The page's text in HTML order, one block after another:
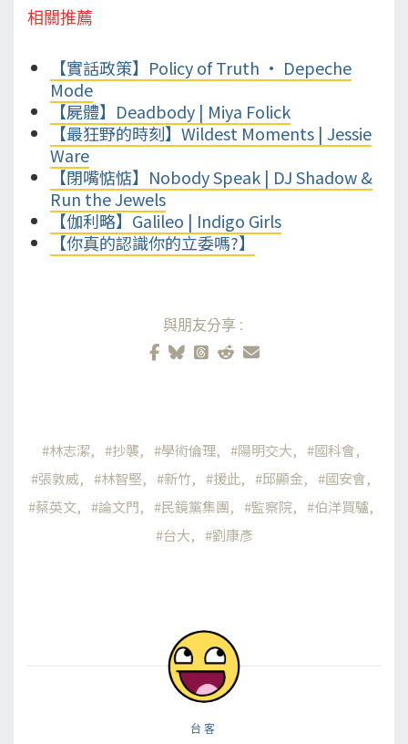
相關推薦
【實話政策】Policy of Truth • Depeche
Mode
【屍體】Deadbody | Miya Folick
【最狂野的時刻】Wildest Moments | Jessie
Ware
【閉嘴惦惦】Nobody Speak | DJ Shadow &
Run the Jewels
【伽利略】Galileo | Indigo Girls
【你真的認識你的立委嗎?】
與朋友分享:
林志潔 抄襲 學術倫理 陽明交大
國科會
張敦威
林智堅 新竹 援此 邱顯金
國安會
蔡英文
論文門 民鏡黨集團 監察院
伯洋買驢
台大
劉康彥
台客